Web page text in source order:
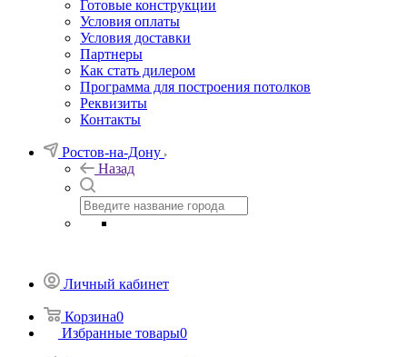
Готовые конструкции
Условия оплаты
Условия доставки
Партнеры
Как стать дилером
Программа для построения потолков
Реквизиты
Контакты
Ростов-на-Дону
Назад
Личный кабинет
Корзина0
Избранные товары0